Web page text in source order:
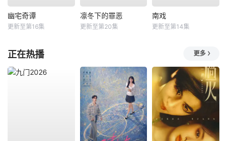
幽宅奇谭
更新至第16集
凛冬下的罪恶
更新至第20集
南戏
更新至第14集
正在热播 更多